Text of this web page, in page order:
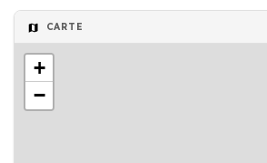
CARTE
+
−